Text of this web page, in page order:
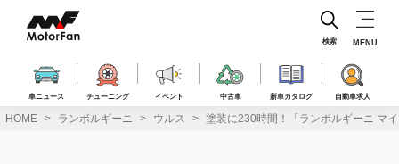
ス
車ニュース チューニング イベント 中古車 新車カタログ 自動車求人
検索 MENU
HOME ランボルギーニ ウルス 塗装に230時間！「ランボルギーニ マ